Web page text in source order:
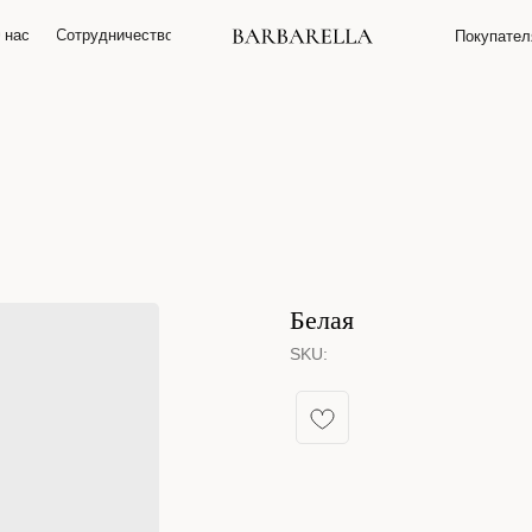
Сотрудничество
Сотрудничество
нас
Белая
SKU: